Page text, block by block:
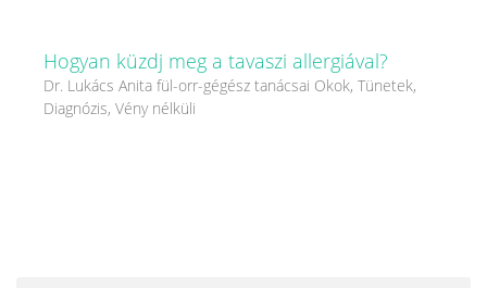
Hogyan küzdj meg a tavaszi allergiával?
Dr. Lukács Anita fül-orr-gégész tanácsai Okok, Tünetek,
Diagnózis, Vény nélküli